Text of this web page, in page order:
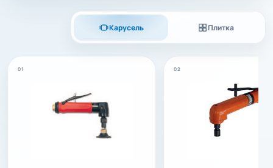
Карусель Плитка
01 02